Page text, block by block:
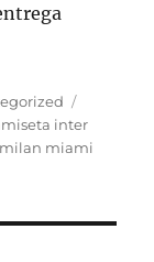
inter
miami